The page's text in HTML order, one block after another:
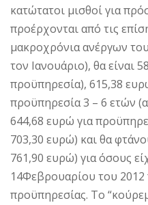
κατώτατοι μισθοί για
προέρχονται από τις
μακροχρόνια ανέργων
τον Ιανουάριο), θα είναι
προϋπηρεσία), 615,38
προϋπηρεσία 3 – 6 ετών
644,68 ευρώ για
703,30 ευρώ) και θα
761,90 ευρώ) για όσους
14Φεβρουαρίου του
προϋπηρεσίας. Το